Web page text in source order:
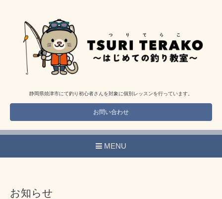
静岡県焼津市にて釣り初心者さんを対象に個別レッスンを行っています。
お問い合わせ
MENU
お知らせ